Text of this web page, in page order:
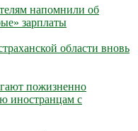
напомнили об
зарплаты
области вновь
пожизненно
иностранцам с